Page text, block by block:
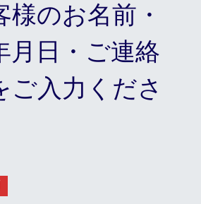
様のお名前・
月日・ご連絡
ご入力くださ